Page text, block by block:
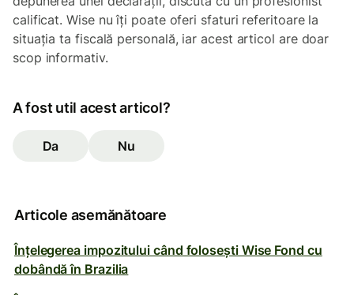
calificat. Wise nu îți poate oferi sfaturi referitoare la
situația ta fiscală personală, iar acest articol are doar
scop informativ.
A fost util acest articol?
Da Nu
Articole asemănătoare
Înțelegerea impozitului când folosești Wise Fond cu
dobândă în Brazilia